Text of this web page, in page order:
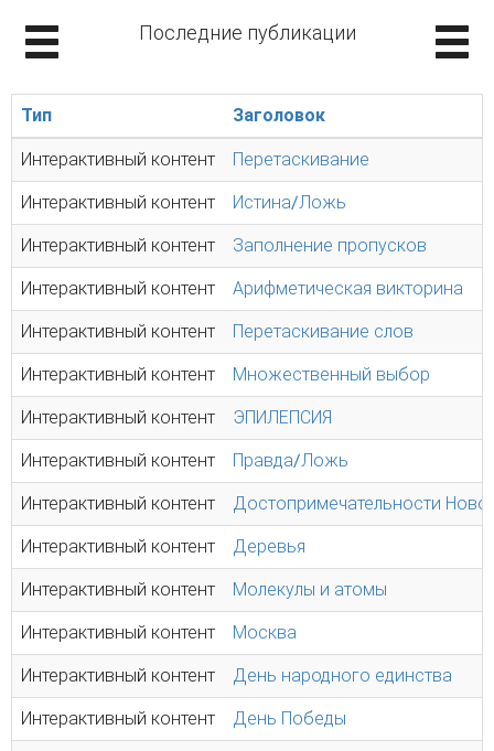
Последние публикации
Тип Заголовок
Интерактивный контент Перетаскивание
Интерактивный контент Истина/Ложь
Интерактивный контент Заполнение пропусков
Интерактивный контент Арифметическая викторина
Интерактивный контент Перетаскивание слов
Интерактивный контент Множественный выбор
Интерактивный контент ЭПИЛЕПСИЯ
Интерактивный контент Правда/Ложь
Интерактивный контент Достопримечательности
Интерактивный контент Деревья
Интерактивный контент Молекулы и атомы
Интерактивный контент Москва
Интерактивный контент День народного единства
Интерактивный контент День Победы